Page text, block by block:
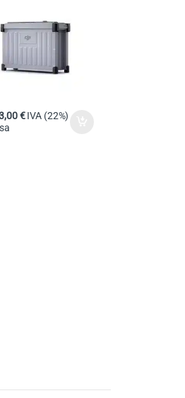
possono essere scelte nella pagina del
€ IVA (22%)